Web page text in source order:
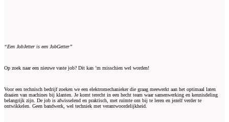
“Een JobJetter is een JobGetter”
Op zoek naar een nieuwe vaste job? Dit kan ’m misschien wel worden!
Voor een technisch bedrijf zoeken we een elektromechanieker die graag meewerkt aan het optimaal laten
draaien van machines bij klanten. Je komt terecht in een hecht team waar samenwerking en kennisdeling
belangrijk zijn. De job is afwisselend en praktisch, met ruimte om bij te leren en jezelf verder te
ontwikkelen. Geen bandwerk, wel techniek met verantwoordelijkheid.